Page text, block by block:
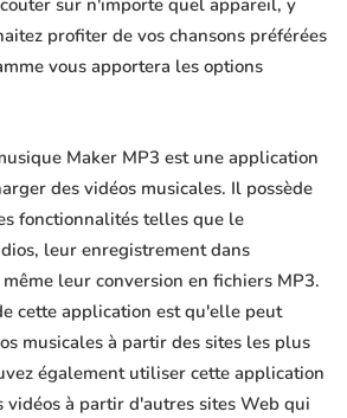
sur n'importe quel appareil, y
profiter de vos chansons préférées
vous apportera les options
Maker MP3 est une application
des vidéos musicales. Il possède
fonctionnalités telles que le
leur enregistrement dans
leur conversion en fichiers MP3.
cette application est qu'elle peut
musicales à partir des sites les plus
également utiliser cette application
vidéos à partir d'autres sites Web qui